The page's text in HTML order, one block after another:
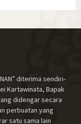
diterima sendiri-
Kartawinata, Bapak
didengar secara
perbuatan yang
satu sama lain